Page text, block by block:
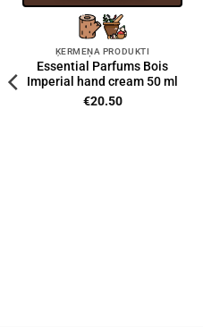
ĶERMEŅA PRODUKTI
Essential Parfums Bois
Imperial hand cream 50 ml
€20.50